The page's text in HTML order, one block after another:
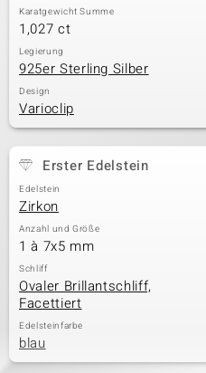
Classics
Karatgewicht Summe
1,027 ct
Legierung
925er Sterling Silber
Design
Varioclip
Erster Edelstein
Edelstein
Zirkon
Anzahl und Größe
1 à 7x5 mm
Schliff
Ovaler Brillantschliff,
Facettiert
Edelsteinfarbe
blau